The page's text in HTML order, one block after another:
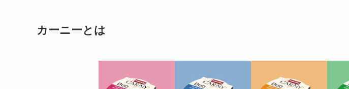
カーニーとは